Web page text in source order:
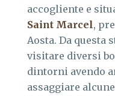
accogliente e
Saint Marcel,
Aosta. Da questa
visitare diversi
dintorni avendo
assaggiare